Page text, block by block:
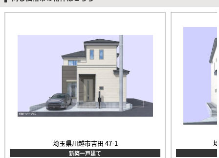
埼玉県川越市吉田 47-1
新築一戸建て